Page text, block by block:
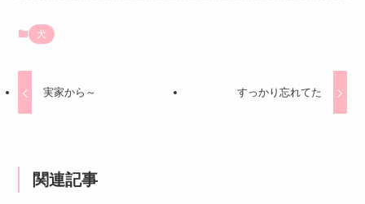
犬
実家から～ すっかり忘れてた
関連記事